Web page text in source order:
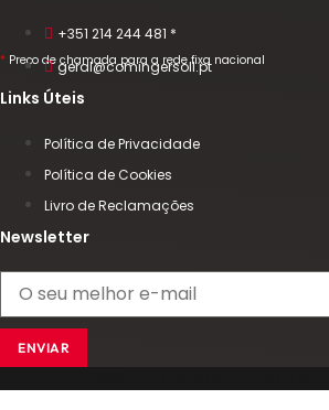
+351 214 244 481 *
* Preço de chamada para a rede fixa nacional
geral@comingersoll.pt
Links Úteis
Política de Privacidade
Política de Cookies
Livro de Reclamações
Newsletter
ENVIAR